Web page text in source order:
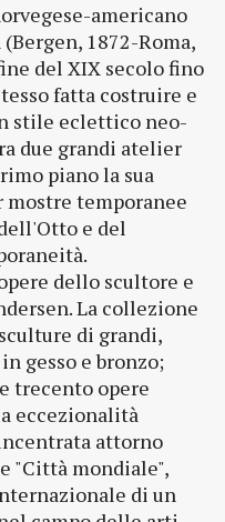
americano
1872-Roma,
del XIX secolo fino
fatta costruire e
stile eclettico neo-
due grandi atelier
piano la sua
temporanee
e del
dello scultore e
La collezione
di grandi,
gesso e bronzo;
trecento opere
eccezionalità
attorno
"Città mondiale",
di un